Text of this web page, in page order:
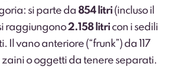
si parte da 854 litri (incluso il
raggiungono2.158 litri con i sedili
Il vano anteriore (“frunk”) da 117
zaini o oggetti da tenere separati.